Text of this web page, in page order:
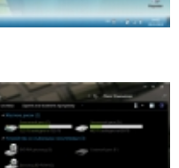
21 4